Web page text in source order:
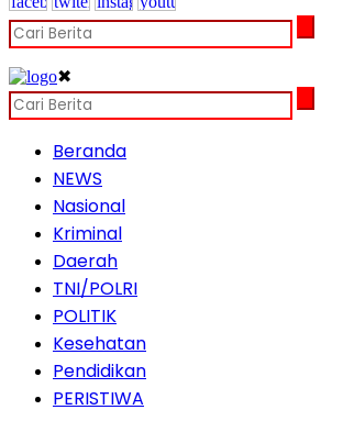
✖
Beranda
NEWS
Nasional
Kriminal
Daerah
TNI/POLRI
POLITIK
Kesehatan
Pendidikan
PERISTIWA